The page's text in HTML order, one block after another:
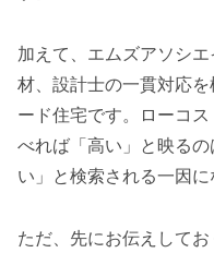
加えて、エムズアソシ
材、設計士の一貫対応
ード住宅です。ローコ
べれば「高い」と映る
い」と検索される一因に
ただ、先にお伝えしてお